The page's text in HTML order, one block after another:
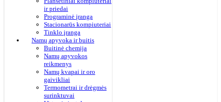
ir priedai
Programinė įranga
Stacionarūs kompiuteriai
Tinklo įranga
Namų apyvoka ir buitis
Buitinė chemija
Namų apyvokos
reikmenys
Namų kvapai ir oro
gaivikliai
Termometrai ir drėgmės
surinktuvai